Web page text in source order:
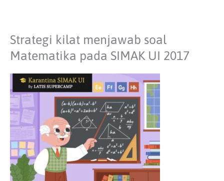
Strategi kilat menjawab soal
Matematika pada SIMAK UI 2017